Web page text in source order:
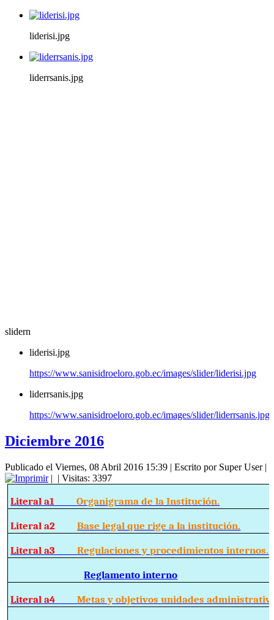
liderisi.jpg
liderrsanis.jpg
slidern
liderisi.jpg
https://www.sanisidroeloro.gob.ec/images/slider/liderisi.jpg
liderrsanis.jpg
https://www.sanisidroeloro.gob.ec/images/slider/liderrsanis.jpg
Diciembre 2016
Publicado el Viernes, 08 Abril 2016 15:39 | Escrito por Super User|
| | Visitas: 3397
Literal a1
Organigrama de la Institución.
Literal a2Base legal que rige a la institución.
Literal a3Regulaciones y procedimientos internos.
Reglamento interno
Literal a4Metas y objetivos unidades